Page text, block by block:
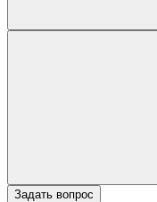
Задать вопрос